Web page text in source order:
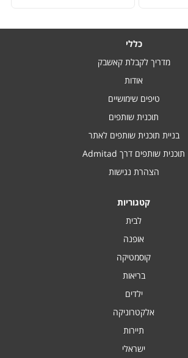
כללי
מדריך לקבלת קאשבק
אודות
טיפים שימושיים
תוכנית שותפים
בניית תוכנית שותפים לאתר
תוכנית שותפים דרך Admitad
הצהרת נגישות
קטגוריות
לבית
אופנה
קוסמטיקה
בריאות
ילדים
אלקטרוניקה
תיירות
ישראלי